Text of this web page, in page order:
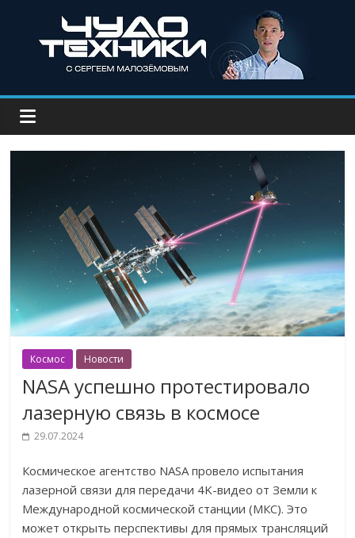
Космос Новости
NASA успешно протестировало
лазерную связь в космосе
29.07.2024
Космическое агентство NASA провело испытания
лазерной связи для передачи 4K-видео от Земли к
Международной космической станции (МКС). Это
может открыть перспективы для прямых трансляций